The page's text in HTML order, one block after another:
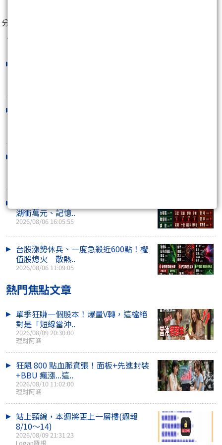
分享至：
台股老高
湖衝萬元、記憶..
2026/08/06 16:05:55
台股漲勢休兵、一度急殺近600點！權
值股熄火 散熱..
2026/08/06 11:09:05
熱門焦點文章
單季狂賺一個股本！爆量V轉，這檔絕
對是「短線當沖..
2026/08/09 20:30:00
理財阿涵
狂飆 800 點血脈賁張！面板+先進封裝
+BBU 瘋漲...這..
2026/08/10 11:02:00
理財阿涵
站上頸線，本週將更上一層樓(週報
8/10～14)
2026/08/09 21:31:23
Logan羅根